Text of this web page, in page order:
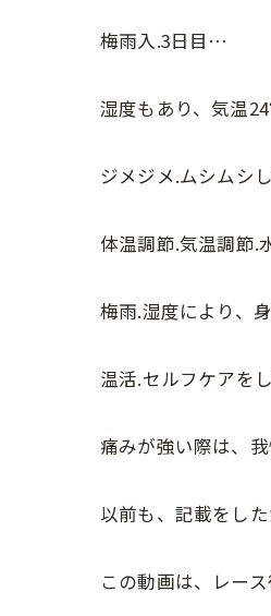
梅雨入.3日目…
湿度もあり、気温
ジメジメ.ムシムシ
体温調節.気温調節.
梅雨.湿度により、
温活.セルフケアを
痛みが強い際は、
以前も、記載をし
この動画は、レー